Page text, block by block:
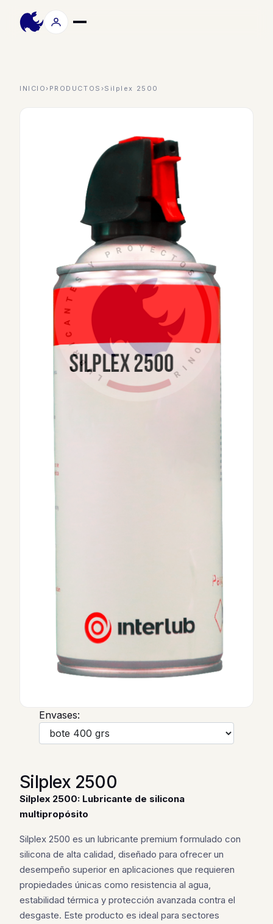
INICIO› PRODUCTOS ›Silplex 2500
Envases:
Silplex 2500
Silplex 2500: Lubricante de silicona
multipropósito
Silplex 2500 es un lubricante premium formulado con
silicona de alta calidad, diseñado para ofrecer un
desempeño superior en aplicaciones que requieren
propiedades únicas como resistencia al agua,
estabilidad térmica y protección avanzada contra el
desgaste. Este producto es ideal para sectores